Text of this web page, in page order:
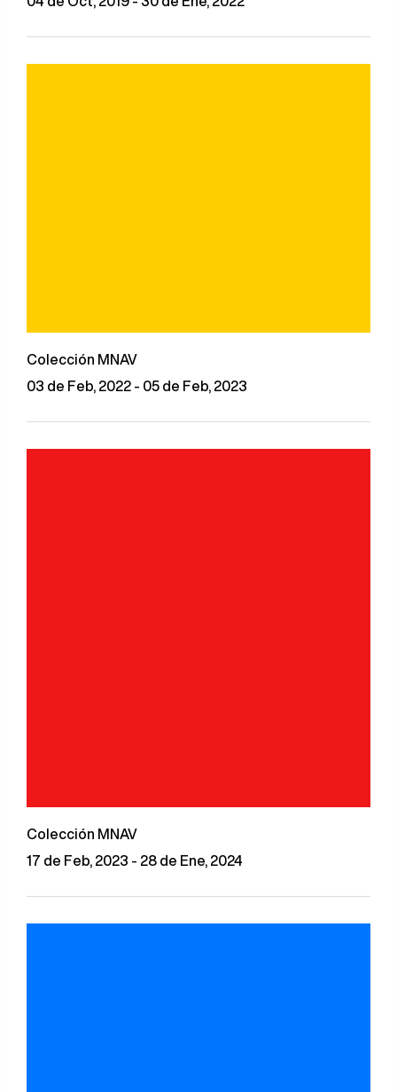
Colección MNAV
03 de Feb, 2022 - 05 de Feb, 2023
Colección MNAV
17 de Feb, 2023 - 28 de Ene, 2024